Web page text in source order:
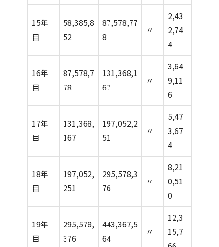
15年
目
58,385,8
52
87,578,77
8
〃
2,43
2,74
4
16年
目
87,578,7
78
131,368,1
67
〃
3,64
9,11
6
17年
目
131,368,
167
197,052,2
51
〃
5,47
3,67
4
18年
目
197,052,
251
295,578,3
76
〃
8,21
0,51
0
19年
目
295,578,
376
443,367,5
64
〃
12,3
15,7